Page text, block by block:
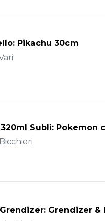
Pikachu 30cm
Subli: Pokemon
Grendizer &